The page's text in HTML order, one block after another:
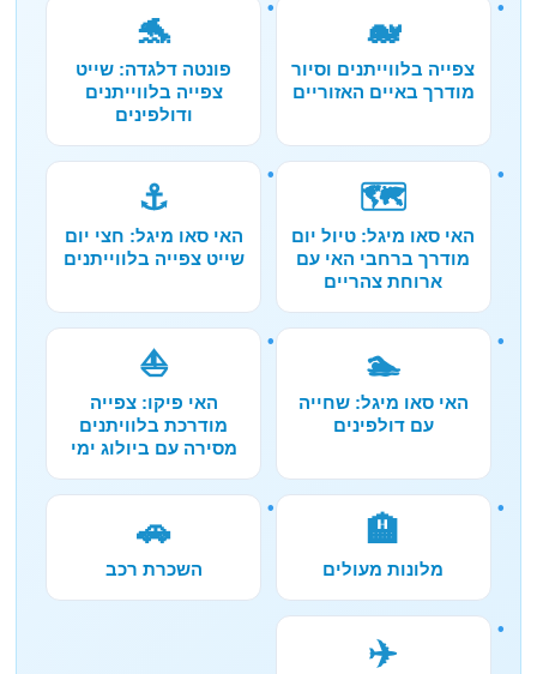
🐋
צפייה בלווייתנים וסיור
מודרך באיים האזוריים
🐬
פונטה דלגדה: שייט
צפייה בלווייתנים
ודולפינים
🗺️
האי סאו מיגל: טיול יום
מודרך ברחבי האי עם
ארוחת צהריים
⚓
האי סאו מיגל: חצי יום
שייט צפייה בלווייתנים
🏊
האי סאו מיגל: שחייה
עם דולפינים
⛵
האי פיקו: צפייה
מודרכת בלוויתנים
מסירה עם ביולוג ימי
🏨
מלונות מעולים
🚗
השכרת רכב
✈️